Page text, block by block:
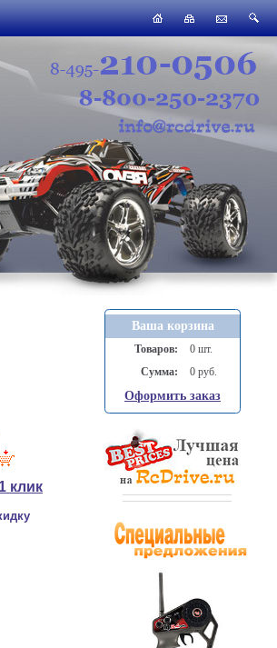
клик
Ваша корзина
Товаров:
0 шт.
Сумма:
0 руб.
Оформить заказ